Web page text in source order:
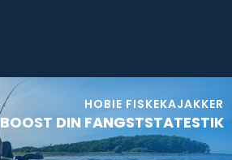
HOBIE FISKEKAJAKKER
BOOST DIN FANGSTSTATESTIK